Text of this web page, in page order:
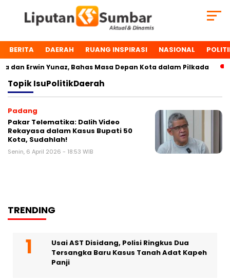
BERITA DAERAH RUANG INSPIRASI NASIONAL
Erwin Yunaz, Bahas Masa Depan Kota dalam Pilkada
TopikIsuPolitikDaerah
Padang
Pakar Telematika: Dalih Video
Rekayasa dalam Kasus Bupati 50
Kota, Sudahlah!
Senin, 6 April 2026 - 18:53 WIB
TRENDING
Usai AST Disidang, Polisi Ringkus Dua
Tersangka Baru Kasus Tanah Adat Kapeh
Panji